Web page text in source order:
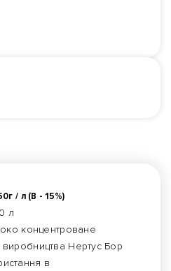
/ л (В - 15%)
л
концентроване
Нертус Бор
в